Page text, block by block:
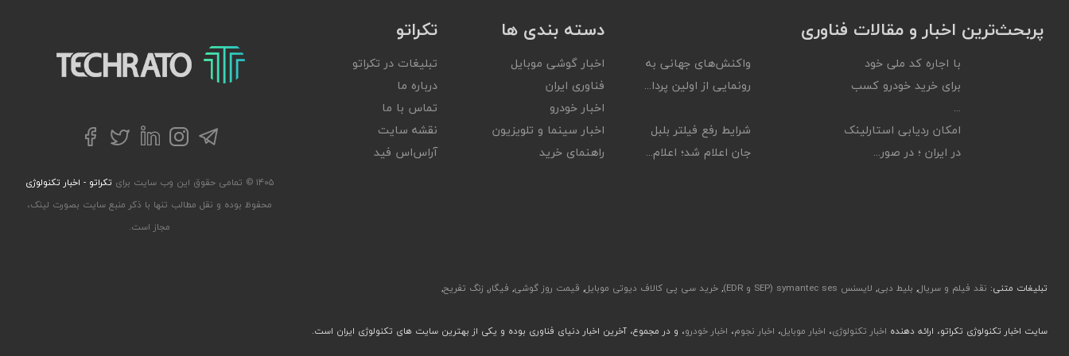
پربحث‌ترین اخبار و مقالات فناوری
با اجاره کد ملی خود
برای خرید خودرو کسب
...
واکنش‌های جهانی به
رونمایی از اولین پردا...
امکان ردیابی استارلینک
در ایران ؛ در صور...
شرایط رفع فیلتر بلبل
جان اعلام شد؛ اعلام...
دسته بندی ها
اخبار گوشی موبایل
فناوری ایران
اخبار خودرو
اخبار سینما و تلویزیون
راهنمای خرید
تکراتو
تبلیغات در تکراتو
درباره ما
تماس با ما
نقشه سایت
آر‌اس‌اس فید
تکراتو – زندگی با تکنولوژی
تلگراماینستاگرام
لینکداینتوییترفیسبوک
۱۴۰۵ © تمامی حقوق این وب سایت برای
تکراتو - اخبار تکنولوژی
محفوظ بوده و نقل مطالب تنها با ذکر منبع سایت بصورت لینک،
مجاز است.
تبلیغات متنی: نقد فیلم و سریال, بلیط دبی, لایسنس symantec ses (SEP و EDR) , خرید سی پی کالاف دیوتی موبایل, قیمت روز گوشی, فیگار, زنگ تفریح,
سایت اخبار تکنولوژی تکراتو، ارائه دهنده اخبار تکنولوژی، اخبار موبایل، اخبار نجوم، اخبار خودرو، و در مجموع، آخرین اخبار دنیای فناوری بوده و یکی از بهترین سایت های تکنولوژی ایران است.